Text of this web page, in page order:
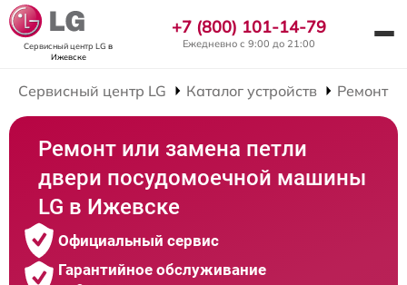
Сервисный центр LG в
Ижевске
+7 (800) 101-14-79
Ежедневно с 9:00 до 21:00
Сервисный центр LG Каталог устройств Ремонт
Ремонт или замена петли
двери посудомоечной машины
LG в Ижевске
Официальный сервис
Гарантийное обслуживание